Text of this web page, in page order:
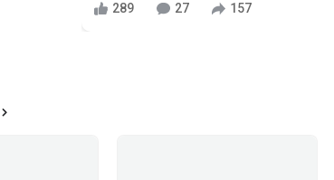
289 27 157